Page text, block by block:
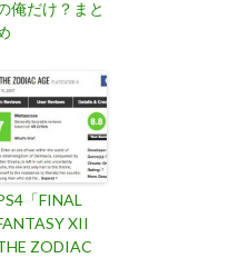
俺だけ？まと
「FINAL
XII
ZODIAC